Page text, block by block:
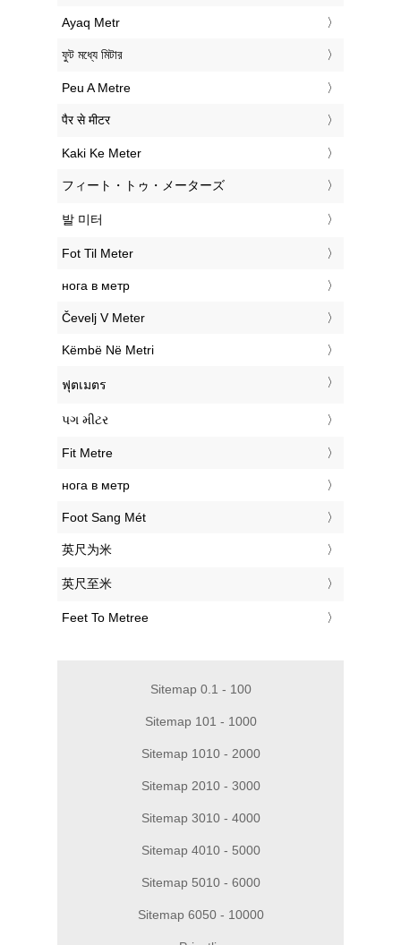
‎Ayaq Metr
‎ফুট মধ্যে মিটার
‎Peu A Metre
‎पैर से मीटर
‎Kaki Ke Meter
‎フィート・トゥ・メーターズ
‎발 미터
‎Fot Til Meter
‎нога в метр
‎Čevelj V Meter
‎Këmbë Në Metri
‎ฟุตเมตร
‎પગ મીટર
‎Fit Metre
‎нога в метр
‎Foot Sang Mét
‎英尺为米
‎英尺至米
‎Feet To Metree
Sitemap 0.1 - 100
Sitemap 101 - 1000
Sitemap 1010 - 2000
Sitemap 2010 - 3000
Sitemap 3010 - 4000
Sitemap 4010 - 5000
Sitemap 5010 - 6000
Sitemap 6050 - 10000